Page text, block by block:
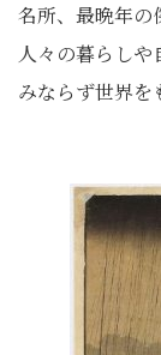
名所、最晩年の
人々の暮らし
みならず世界を